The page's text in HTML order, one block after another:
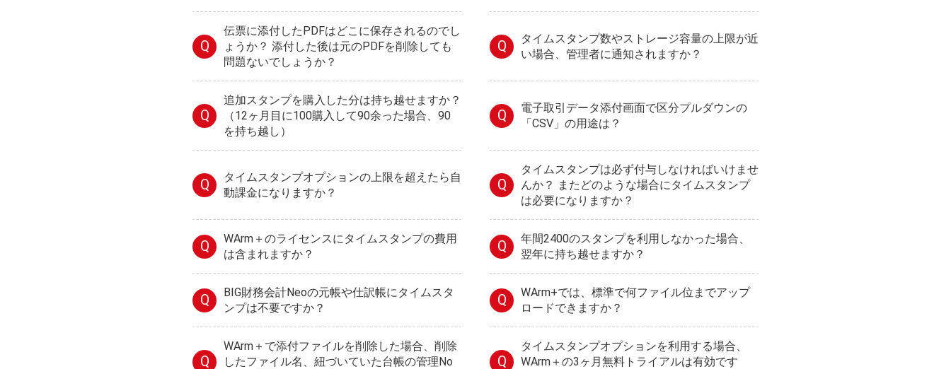
Q
伝票に添付したPDFはどこに保存されるのでし
ょうか？ 添付した後は元のPDFを削除しても
問題ないでしょうか？
Q
タイムスタンプ数やストレージ容量の上限が近
い場合、管理者に通知されますか？
Q
追加スタンプを購入した分は持ち越せますか？
（12ヶ月目に100購入して90余った場合、90
を持ち越し）
Q
電子取引データ添付画面で区分プルダウンの
「CSV」の用途は？
Q
タイムスタンプオプションの上限を超えたら自
動課金になりますか？
Q
タイムスタンプは必ず付与しなければいけませ
んか？ またどのような場合にタイムスタンプ
は必要になりますか？
Q
WArm＋のライセンスにタイムスタンプの費用
は含まれますか？
Q
年間2400のスタンプを利用しなかった場合、
翌年に持ち越せますか？
Q
BIG財務会計Neoの元帳や仕訳帳にタイムスタ
ンプは不要ですか？
Q
WArm+では、標準で何ファイル位までアップ
ロードできますか？
Q
WArm＋で添付ファイルを削除した場合、削除
したファイル名、紐づいていた台帳の管理No
Q
タイムスタンプオプションを利用する場合、
WArm＋の3ヶ月無料トライアルは有効です